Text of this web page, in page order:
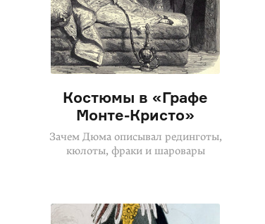
Костюмы в «Графе
Монте-Кристо»
Зачем Дюма описывал рединготы,
кюлоты, фраки и шаровары